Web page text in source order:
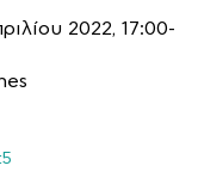
2022, 17:00-